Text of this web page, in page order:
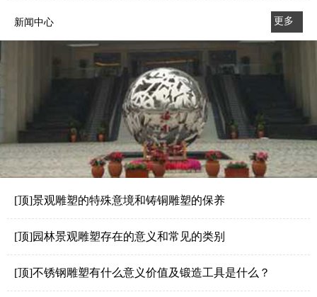
新闻中心
更多
>>
[顶]景观雕塑的特殊意境和铸铜雕塑的保养
[顶]园林景观雕塑存在的意义和常见的类别
[顶]不锈钢雕塑有什么意义价值及锻造工具是什么？